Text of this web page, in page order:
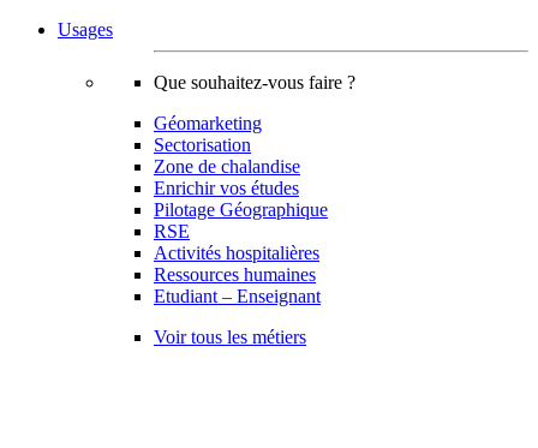
Usages
Que souhaitez-vous faire ?
Géomarketing
Sectorisation
Zone de chalandise
Enrichir vos études
Pilotage Géographique
RSE
Activités hospitalières
Ressources humaines
Etudiant – Enseignant
Voir tous les métiers